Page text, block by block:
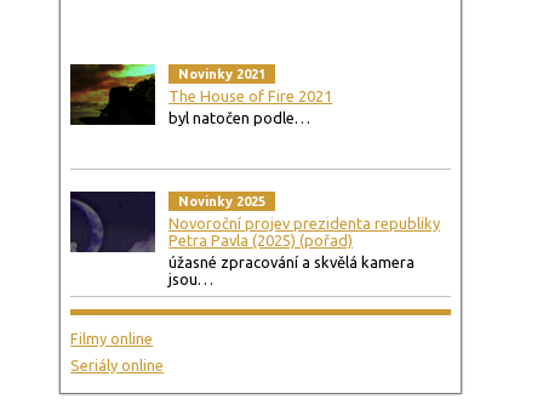
Novinky 2021
The House of Fire 2021
byl natočen podle…
Novinky 2025
Novoroční projev prezidenta republiky
Petra Pavla (2025) (pořad)
úžasné zpracování a skvělá kamera
jsou…
Filmy online
Seriály online